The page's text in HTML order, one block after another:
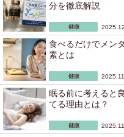
分を徹底解説
食べるだけでメン
素とは
眠る前に考えると
てる理由とは？